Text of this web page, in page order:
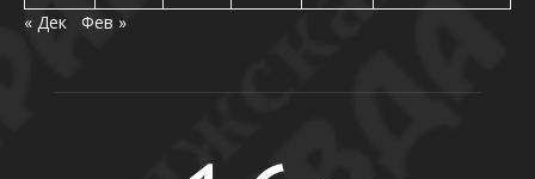
« Дек
Фев »